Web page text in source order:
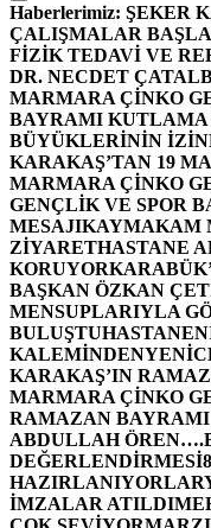
Haberlerimiz: ŞEKER
ÇALIŞMALAR
FİZİK TEDAVİ VE
DR. NECDET
MARMARA ÇİNKO
BAYRAMI KUTLAMA
BÜYÜKLERİNİN
KARAKAŞ’TAN 19
MARMARA ÇİNKO
GENÇLİK VE SPOR
MESAJIKAYMAKAM
ZİYARETHASTANE
KORUYOR
BAŞKAN ÖZKAN
MENSUPLARIYLA
BULUŞTU
KALEMİNDEN
KARAKAŞ’IN
MARMARA ÇİNKO
RAMAZAN
ABDULLAH ÖREN….
DEĞERLENDİRMESİ
HAZIRLANIYORLAR
İMZALAR ATILDI